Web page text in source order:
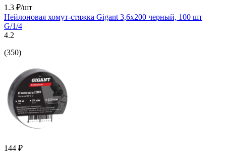
1.3 ₽/шт
Нейлоновая хомут-стяжка Gigant 3,6х200 черный, 100 шт
G/1/4
4.2
(350)
144 ₽